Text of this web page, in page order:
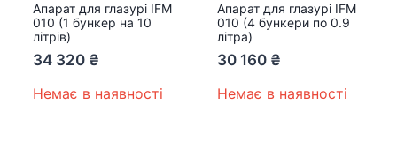
Апарат для глазурі IFM
010 (1 бункер на 10
літрів)
34 320 ₴
Немає в наявності
Апарат для глазурі IFM
010 (4 бункери по 0.9
літра)
30 160 ₴
Немає в наявності